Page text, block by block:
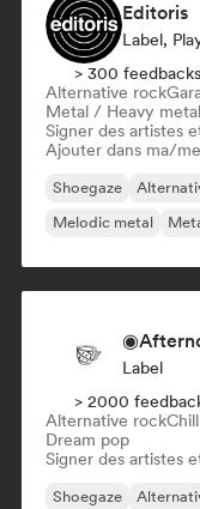
Editoris
Label,
> 300
Alternative rock
Metal / Heavy metal
Signer des artistes
Ajouter dans ma/
Shoegaze
Melodic metal
Label
> 2000
Alternative rock
Dream pop
Signer des artistes
Shoegaze